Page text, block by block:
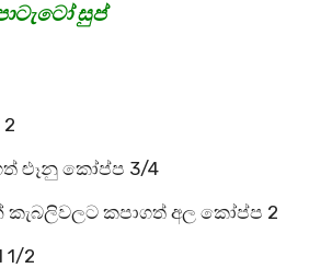
සුප්
ළුෑනු කෝප්ප 3/4
කැබලිවලට කපාගත් අල කෝප්ප 2
2